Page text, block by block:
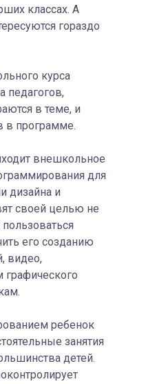
классах. А
гораздо
курса
педагогов,
в теме, и
в программе.
внешкольное
для
дизайна и
своей целью не
его созданию
видео,
ребенок
занятия
детей.